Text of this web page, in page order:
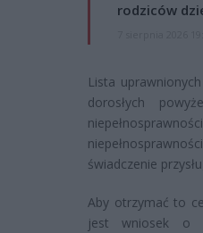
rodziców
Lista
dorosłych
świadczenie
Aby otrzymać to
jest wniosek o